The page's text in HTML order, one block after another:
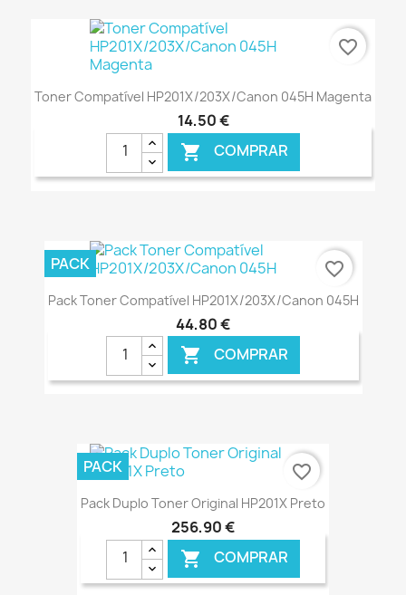
Toner Compatível HP201X/203X/Canon 045H Magenta
14,50 €
 COMPRAR
favorite_border
Pack Toner Compatível HP201X/203X/Canon 045H
44,80 €
 COMPRAR
PACK favorite_border
Pack Duplo Toner Original HP201X Preto
256,90 €
 COMPRAR
PACK favorite_border